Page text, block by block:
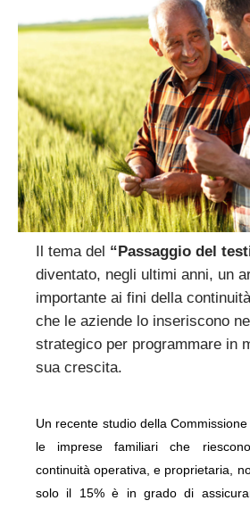
Il tema del “Passaggio del
diventato, negli ultimi anni, un
importante ai fini della
che le aziende lo inseriscono
strategico per programmare in
sua crescita.
Un recente studio della
le imprese familiari che
continuità operativa, e proprietaria,
solo il 15% è in grado di